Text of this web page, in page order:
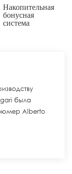
Накопительная
бонусная
система
была
Alberto